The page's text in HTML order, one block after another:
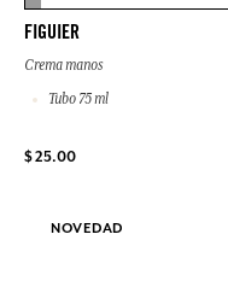
FIGUIER
Crema manos
Tubo 75 ml
$ 25.00
NOVEDAD